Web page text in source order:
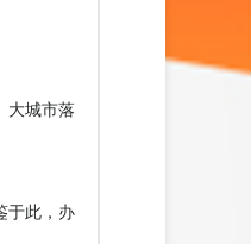
大城市落
于此，办